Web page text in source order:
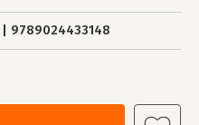
9789024433148